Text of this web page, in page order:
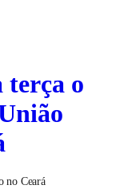
terça o
no Ceará